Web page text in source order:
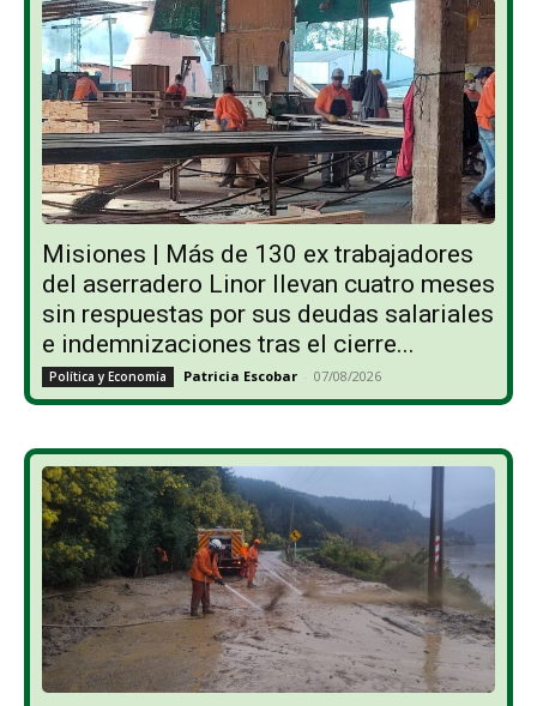
Misiones | Más de 130 ex trabajadores
del aserradero Linor llevan cuatro meses
sin respuestas por sus deudas salariales
e indemnizaciones tras el cierre...
Política y Economía Patricia Escobar - 07/08/2026